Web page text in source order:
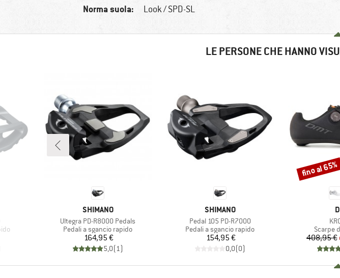
Norma suola: Look / SPD-SL
LE PERSONE CHE HANNO
MARCHIO
SHIMANO
Articolo
Ultegra PD-R8000 Pedals
Gruppo di prodotti
Pedali a sgancio rapido
Prezzo
164,95 €
5,0(1)
MARCHIO
SHIMANO
Articolo
Pedal 105 PD-R7000
Gruppo di prodotti
Pedali a sgancio rapido
Prezzo
154,95 €
0,0(0)
Gruppo
Scarpe
408,95 €
Sconto
fino al 65%